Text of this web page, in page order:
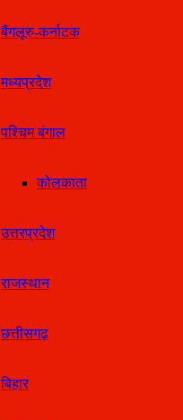
बैंगलूरु-कर्नाटक
मध्यप्रदेश
पश्चिम बंगाल
कोलकाता
उत्तरप्रदेश
राजस्थान
छत्तीसगढ़
बिहार